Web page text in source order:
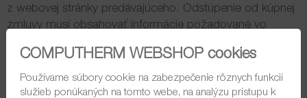
z webovej stránky predávajúceho. Odstúpenie od kúpnej
zmluvy musí obsahovať informácie požadované vo
identifikáciu kupujúceho, číslo a dátum objednávky,
presnú špecifikáciu tovaru, spôsob, akým má predávajúci
vrátiť už prijaté plnenie, najmä číslo bankového účtu
COMPUTHERM WEBSHOP cookies
Používame súbory cookie na zabezpečenie rôznych funkcií
služieb ponúkaných na tomto webe, na analýzu prístupu k